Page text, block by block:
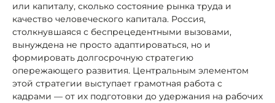
или капиталу, сколько состояние рынка труда и
качество человеческого капитала. Россия,
столкнувшаяся с беспрецедентными вызовами,
вынуждена не просто адаптироваться, но и
формировать долгосрочную стратегию
опережающего развития. Центральным элементом
этой стратегии выступает грамотная работа с
кадрами — от их подготовки до удержания на рабочих